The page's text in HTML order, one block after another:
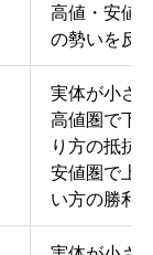
高値・安値
の勢いを反
実体が小さ
高値圏で下
り方の抵抗
安値圏で上
い方の勝利